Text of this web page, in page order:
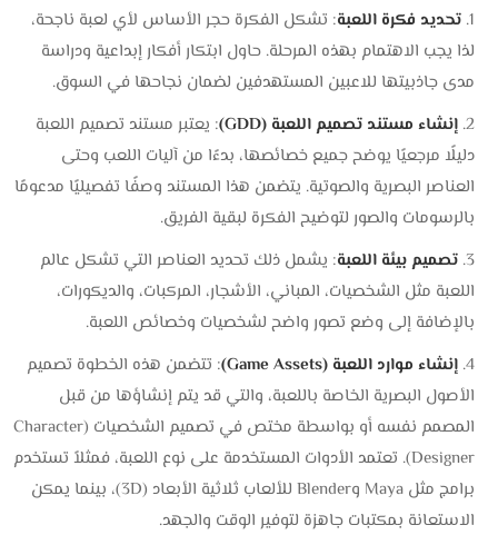
تحديد فكرة اللعبة: تشكل الفكرة حجر الأساس لأي لعبة ناجحة،
لذا يجب الاهتمام بهذه المرحلة. حاول ابتكار أفكار إبداعية ودراسة
مدى جاذبيتها للاعبين المستهدفين لضمان نجاحها في السوق.
إنشاء مستند تصميم اللعبة (GDD)
: يعتبر مستند تصميم اللعبة
دليلًا مرجعيًا يوضح جميع خصائصها، بدءًا من آليات اللعب وحتى
العناصر البصرية والصوتية. يتضمن هذا المستند وصفًا تفصيليًا مدعومًا
بالرسومات والصور لتوضيح الفكرة لبقية الفريق.
تصميم بيئة اللعبة: يشمل ذلك تحديد العناصر التي تشكل عالم
اللعبة مثل الشخصيات، المباني، الأشجار، المركبات، والديكورات،
بالإضافة إلى وضع تصور واضح لشخصيات وخصائص اللعبة.
إنشاء موارد اللعبة (Game Assets)
: تتضمن هذه الخطوة تصميم
الأصول البصرية الخاصة باللعبة، والتي قد يتم إنشاؤها من قبل
المصمم نفسه أو بواسطة مختص في تصميم الشخصيات (Character
Designer). تعتمد الأدوات المستخدمة على نوع اللعبة، فمثلاً تستخدم
برامج مثل Maya وBlender للألعاب ثلاثية الأبعاد (3D)، بينما يمكن
الاستعانة بمكتبات جاهزة لتوفير الوقت والجهد.